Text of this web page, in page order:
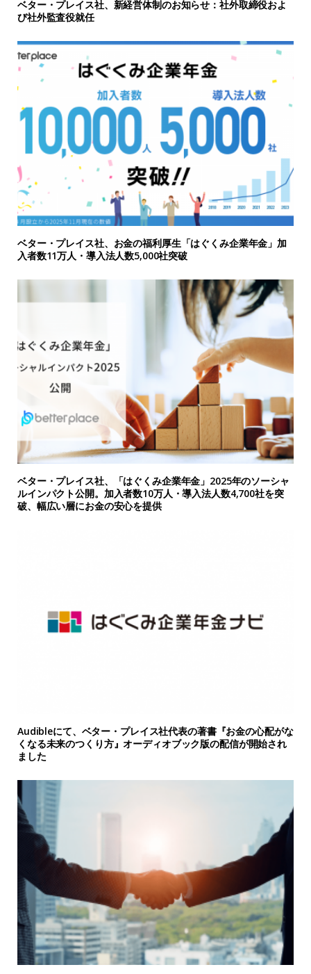
ベター・プレイス社、新経営体制のお知らせ：社外取締役およ
び社外監査役就任
ベター・プレイス社、お金の福利厚生「はぐくみ企業年金」加
入者数11万人・導入法人数5,000社突破
ベター・プレイス社、「はぐくみ企業年金」2025年のソーシャ
ルインパクト公開。加入者数10万人・導入法人数4,700社を突
破、幅広い層にお金の安心を提供
Audibleにて、ベター・プレイス社代表の著書『お金の心配がな
くなる未来のつくり方』オーディオブック版の配信が開始され
ました